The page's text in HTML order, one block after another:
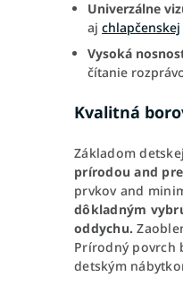
Univerzálne
aj chlapčenskej
Vysoká
čítanie
Kvalitná
Základom
prírodou and
prvkov and
dôkladným
oddychu.
Prírodný povrch
detským